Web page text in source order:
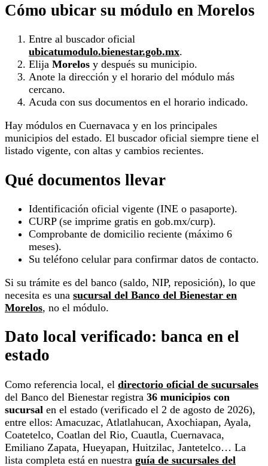
Cómo ubicar su módulo en Morelos
Entre al buscador oficial
ubicatumodulo.bienestar.gob.mx.
Elija Morelos y después su municipio.
Anote la dirección y el horario del módulo más
cercano.
Acuda con sus documentos en el horario indicado.
Hay módulos en Cuernavaca y en los principales
municipios del estado. El buscador oficial siempre tiene el
listado vigente, con altas y cambios recientes.
Qué documentos llevar
Identificación oficial vigente (INE o pasaporte).
CURP (se imprime gratis en gob.mx/curp).
Comprobante de domicilio reciente (máximo 6
meses).
Su teléfono celular para confirmar datos de contacto.
Si su trámite es del banco (saldo, NIP, reposición), lo que
necesita es una sucursal del Banco del Bienestar en
Morelos, no el módulo.
Dato local verificado: banca en el
estado
Como referencia local, el directorio oficial de sucursales
del Banco del Bienestar registra 36 municipios con
sucursal en el estado (verificado el 2 de agosto de 2026),
entre ellos: Amacuzac, Atlatlahucan, Axochiapan, Ayala,
Coatetelco, Coatlan del Rio, Cuautla, Cuernavaca,
Emiliano Zapata, Hueyapan, Huitzilac, Jantetelco… La
lista completa está en nuestra guía de sucursales del